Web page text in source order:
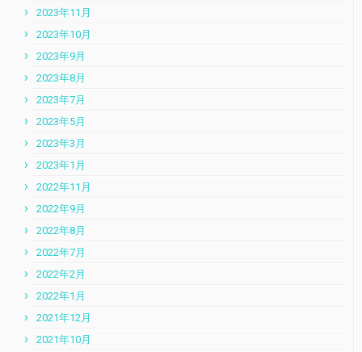
2023年11月
2023年10月
2023年9月
2023年8月
2023年7月
2023年5月
2023年3月
2023年1月
2022年11月
2022年9月
2022年8月
2022年7月
2022年2月
2022年1月
2021年12月
2021年10月